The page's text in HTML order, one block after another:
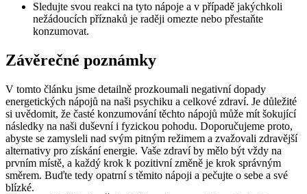
Sledujte svou reakci na tyto nápoje a v případě jakýchkoli
nežádoucích příznaků je raději omezte nebo přestaňte
konzumovat.
Závěrečné poznámky
V tomto článku jsme detailně prozkoumali negativní dopady
energetických nápojů na naši psychiku a celkové zdraví. Je důležité
si uvědomit, že časté konzumování těchto nápojů může mít šokující
následky na naši duševní i fyzickou pohodu. Doporučujeme proto,
abyste se zamysleli nad svým pitným režimem a zvažovali zdravější
alternativy pro získání energie. Vaše zdraví by mělo být vždy na
prvním místě, a každý krok k pozitivní změně je krok správným
směrem. Buďte tedy opatrní s těmito nápoji a pečujte o sebe a své
blízké.